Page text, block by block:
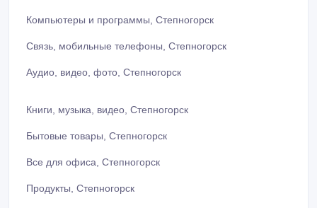
Компьютеры и программы, Степногорск
Связь, мобильные телефоны, Степногорск
Аудио, видео, фото, Степногорск
Книги, музыка, видео, Степногорск
Бытовые товары, Степногорск
Все для офиса, Степногорск
Продукты, Степногорск